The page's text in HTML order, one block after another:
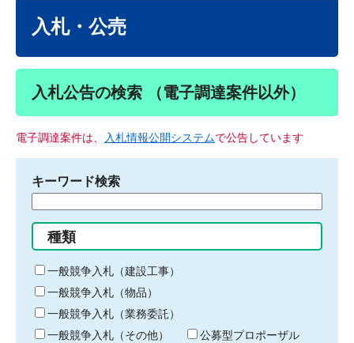
入札・公売
入札公告の検索 （電子調達案件以外）
電子調達案件は、 入札情報公開システムで公告しています
キーワード検索
る
キ
ー
ワ
ー
ド
種類
一般競争入札（建設工事）
一般競争入札（物品）
一般競争入札（業務委託）
一般競争入札（その他）
公募型プロポーザル